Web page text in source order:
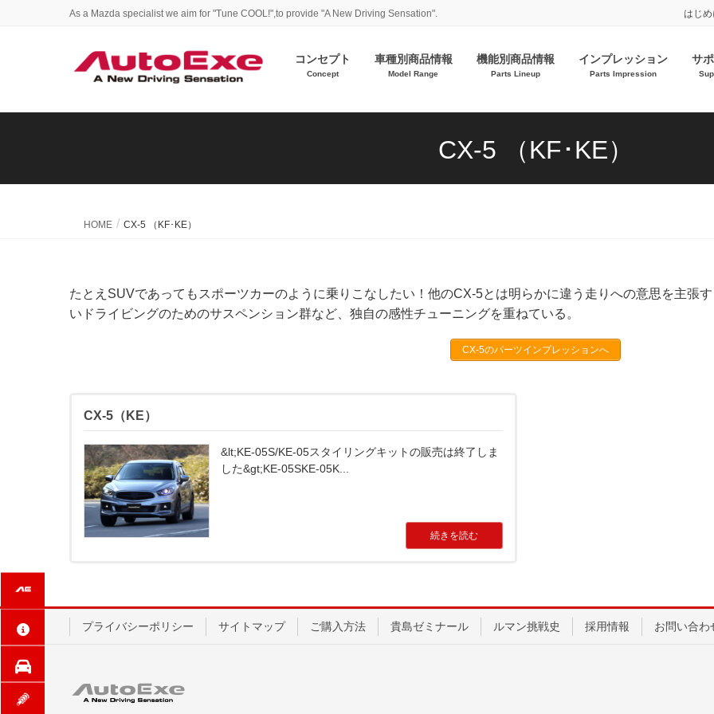
As a Mazda specialist we aim for "Tune COOL!",to provide "A New Driving Sensation". はじ
コンセプト
Concept
車種別商品情報
Model Range
機能別商品情報
Parts Lineup
インプレッション
Parts Impression
サ
CX-5 （KF･KE）
HOME CX-5 （KF･KE）
たとえSUVであってもスポーツカーのように乗りこなしたい！他のCX-5とは明らかに違う走りへの意思を主張
いドライビングのためのサスペンション群など、独自の感性チューニングを重ねている。
CX-5のパーツインプレッションへ
CX-5（KE）
&lt;KE-05S/KE-05スタイリングキットの販売は終了しま
した&gt;KE-05SKE-05K...
続きを読む
プライバシーポリシー サイトマップ ご購入方法 貴島ゼミナール ルマン挑戦史 採用情報 お問い合わ